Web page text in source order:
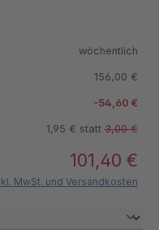
wöchentlich
156,00 €
-54,60 €
1,95 € statt3,00 €
101,40 €
MwSt. und Versandkosten